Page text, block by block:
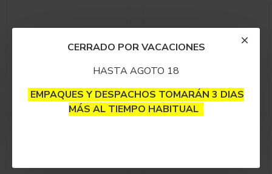
CERRADO POR VACACIONES
HASTA AGOTO 18
EMPAQUES Y DESPACHOS TOMARÁN 3 DIAS
MÁS AL TIEMPO HABITUAL
Yanagiba 8.25 Pulgadas
Pulgadas Tramontina